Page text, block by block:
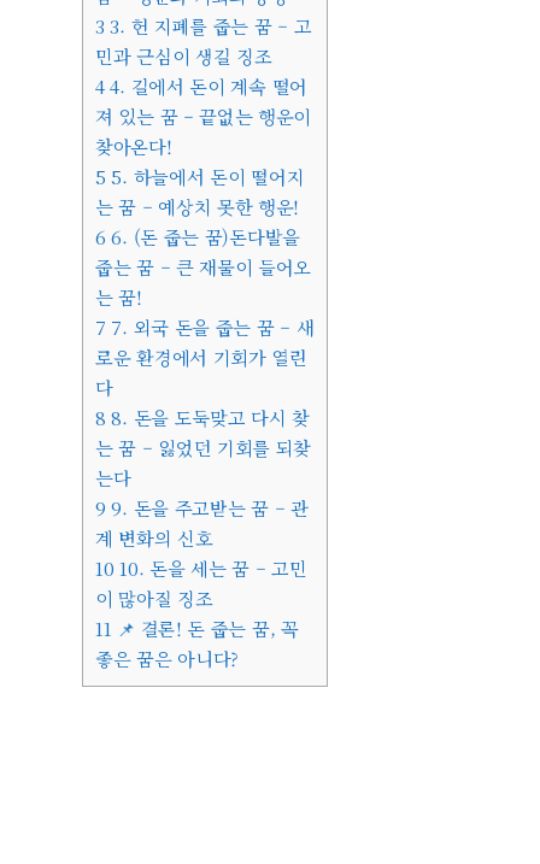
3 3. 헌 지폐를 줍는 꿈 – 고
민과 근심이 생길 징조
44. 길에서 돈이 계속 떨어
져 있는 꿈 – 끝없는 행운이
찾아온다!
5 5. 하늘에서 돈이 떨어지
는 꿈 – 예상치 못한 행운!
6 6. (돈 줍는 꿈)돈다발을
줍는 꿈 – 큰 재물이 들어오
는 꿈!
7 7. 외국 돈을 줍는 꿈 – 새
로운 환경에서 기회가 열린
다
8 8. 돈을 도둑맞고 다시 찾
는 꿈 – 잃었던 기회를 되찾
는다
9 9. 돈을 주고받는 꿈 – 관
계 변화의 신호
10 10. 돈을 세는 꿈 – 고민
이 많아질 징조
11 📌 결론! 돈 줍는 꿈, 꼭
좋은 꿈은 아니다?